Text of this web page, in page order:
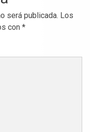
será publicada. Los
con *